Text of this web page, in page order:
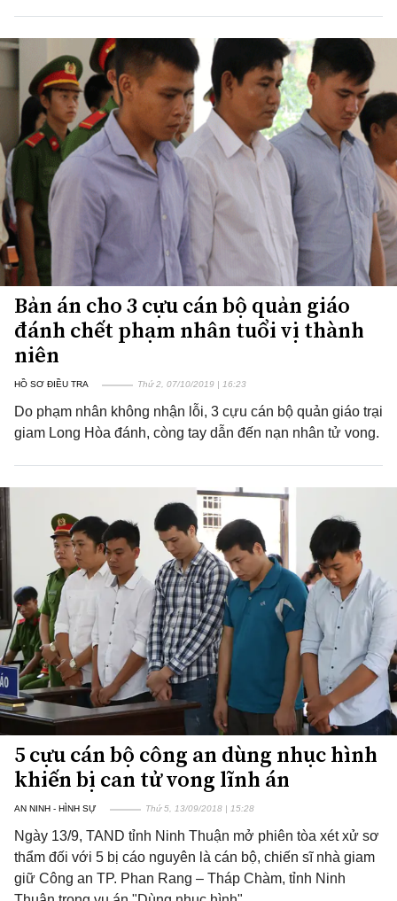
Bản án cho 3 cựu cán bộ quản giáo
đánh chết phạm nhân tuổi vị thành
niên
HỒ SƠ ĐIỀU TRA Thứ 2, 07/10/2019 | 16:23
Do phạm nhân không nhận lỗi, 3 cựu cán bộ quản giáo trại
giam Long Hòa đánh, còng tay dẫn đến nạn nhân tử vong.
5 cựu cán bộ công an dùng nhục hình
khiến bị can tử vong lĩnh án
AN NINH - HÌNH SỰ Thứ 5, 13/09/2018 | 15:28
Ngày 13/9, TAND tỉnh Ninh Thuận mở phiên tòa xét xử sơ
thẩm đối với 5 bị cáo nguyên là cán bộ, chiến sĩ nhà giam
giữ Công an TP. Phan Rang – Tháp Chàm, tỉnh Ninh